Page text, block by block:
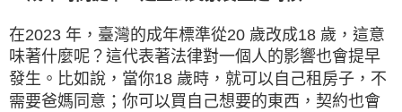
在2023 年，臺灣的成年標準從20 歲改成18 歲，這意
味著什麼呢？這代表著法律對一個人的影響也會提早
發生。比如說，當你18 歲時，就可以自己租房子，不
需要爸媽同意；你可以買自己想要的東西，契約也會